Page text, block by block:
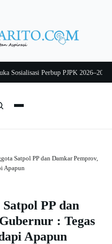
Perbup PJPK 2026–2030
Satpol PP dan Damkar Pemprov,
Apapun
PP dan
: Tegas
Apapun